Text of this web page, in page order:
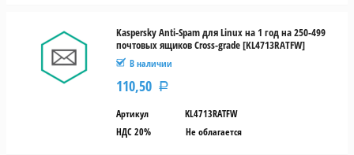
Kaspersky Anti-Spam для Linux на 1 год на 250-499
почтовых ящиков Cross-grade [KL4713RATFW]
В наличии
110,50 Р
Артикул
KL4713RATFW
НДС 20%
Не облагается